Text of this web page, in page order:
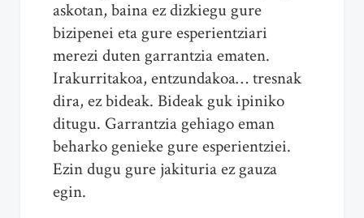
askotan, baina ez dizkiegu gure
bizipenei eta gure esperientziari
merezi duten garrantzia ematen.
Irakurritakoa, entzundakoa… tresnak
dira, ez bideak. Bideak guk ipiniko
ditugu. Garrantzia gehiago eman
beharko genieke gure esperientziei.
Ezin dugu gure jakituria ez gauza
egin.